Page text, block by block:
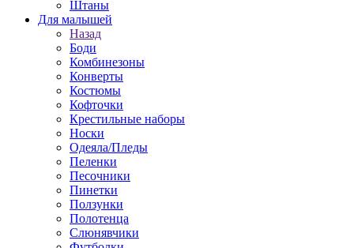
Штаны
Для малышей
Назад
Боди
Комбинезоны
Конверты
Костюмы
Кофточки
Крестильные наборы
Носки
Одеяла/Пледы
Пеленки
Песочники
Пинетки
Ползунки
Полотенца
Слюнявчики